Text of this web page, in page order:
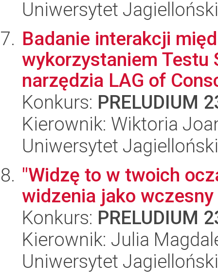
Uniwersytet Jagielloński
Badanie interakcji
wykorzystaniem Testu
narzędzia LAG of
Konkurs: PRELUDIUM
Kierownik: Wiktoria
Uniwersytet Jagielloński
"Widzę to w twoich
widzenia jako
Konkurs: PRELUDIUM
Kierownik: Julia
Uniwersytet Jagielloński